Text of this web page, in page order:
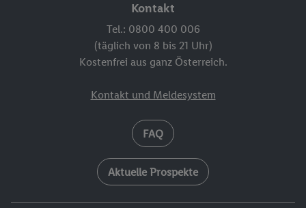
Kontakt
Tel.: 0800 400 006
(täglich von 8 bis 21 Uhr)
Kostenfrei aus ganz Österreich.
Kontakt und Meldesystem
FAQ
Aktuelle Prospekte